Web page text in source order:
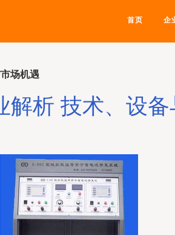
首页 企
场机遇
解析 技术、设备